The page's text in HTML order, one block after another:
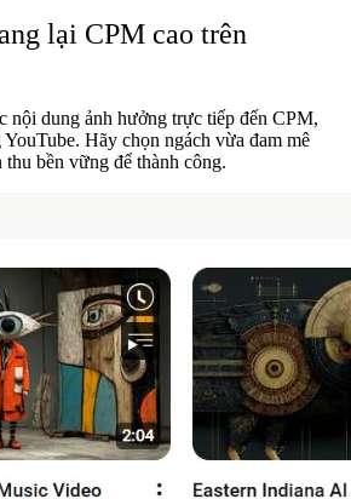
lại CPM cao trên
nội dung ảnh hưởng trực tiếp đến CPM,
Hãy chọn ngách vừa đam mê
bền vững để thành công.